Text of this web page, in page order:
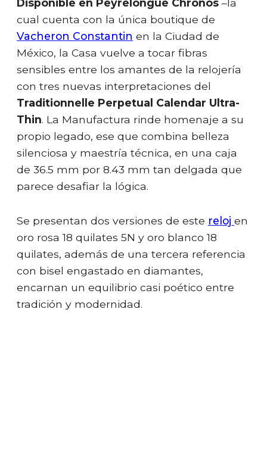
Disponible en Peyrelongue Chronos –la
cual cuenta con la única boutique de
Vacheron Constantin en la Ciudad de
México, la Casa vuelve a tocar fibras
sensibles entre los amantes de la relojería
con tres nuevas interpretaciones del
Traditionnelle Perpetual Calendar Ultra-
Thin. La Manufactura rinde homenaje a su
propio legado, ese que combina belleza
silenciosa y maestría técnica, en una caja
de 36.5 mm por 8.43 mm tan delgada que
parece desafiar la lógica.
Se presentan dos versiones de este reloj en
oro rosa 18 quilates 5N y oro blanco 18
quilates, además de una tercera referencia
con bisel engastado en diamantes,
encarnan un equilibrio casi poético entre
tradición y modernidad.